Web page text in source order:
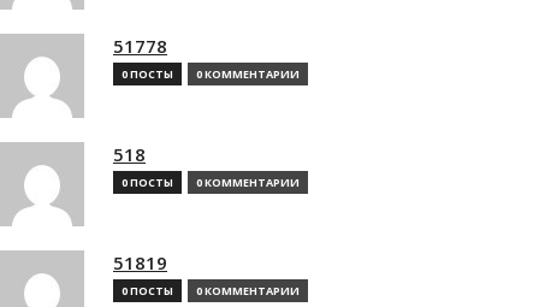
51778
0 ПОСТЫ 0 КОММЕНТАРИИ
518
0 ПОСТЫ 0 КОММЕНТАРИИ
51819
0 ПОСТЫ 0 КОММЕНТАРИИ